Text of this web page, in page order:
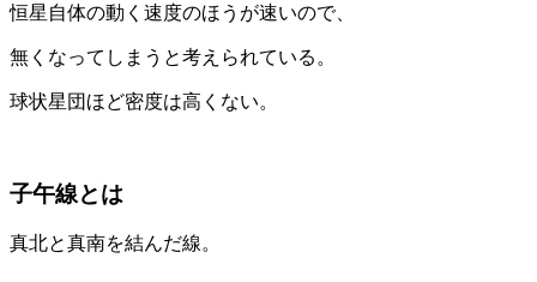
恒星自体の動く速度のほうが速いので、
無くなってしまうと考えられている。
球状星団ほど密度は高くない。
子午線とは
真北と真南を結んだ線。